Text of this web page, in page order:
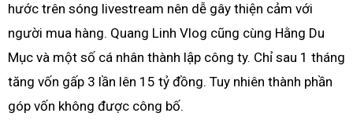
hước trên sóng livestream nên dễ gây thiện cảm với
người mua hàng. Quang Linh Vlog cũng cùng Hằng Du
Mục và một số cá nhân thành lập công ty. Chỉ sau 1 tháng
tăng vốn gấp 3 lần lên 15 tỷ đồng. Tuy nhiên thành phần
góp vốn không được công bố.